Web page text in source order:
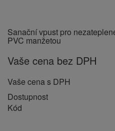
Sanační vpust pro
PVC manžetou
Vaše cena bez DPH
Vaše cena s DPH
Dostupnost
Kód